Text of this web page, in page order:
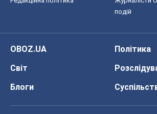
подій
OBOZ.UA
Політика
Світ
Блоги